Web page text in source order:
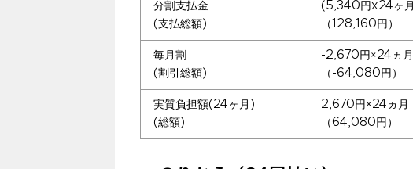
分割⽀払⾦
(⽀払総額)
(5,340円x24ヶ月
（128,160円）
毎月割
(割引総額)
-2,670円×24ヵ月
（-64,080円）
実質負担額(24ヶ月)
(総額)
2,670円×24ヵ月
（64,080円）